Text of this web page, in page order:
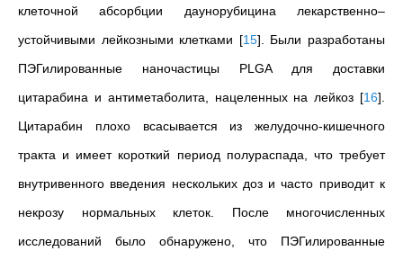
клеточной абсорбции даунорубицина лекарственно–
устойчивыми лейкозными клетками [15] . Были разработаны
ПЭГилированные наночастицы PLGA для доставки
цитарабина и антиметаболита, нацеленных на лейкоз [16]
Цитарабин плохо всасывается из желудочно-кишечного
тракта и имеет короткий период полураспада, что требует
внутривенного введения нескольких доз и часто приводит к
некрозу нормальных клеток. После многочисленных
исследований было обнаружено, что ПЭГилированные